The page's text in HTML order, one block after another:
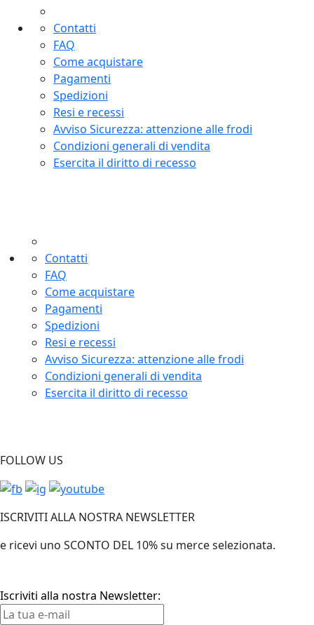
Contatti
FAQ
Come acquistare
Pagamenti
Spedizioni
Resi e recessi
Avviso Sicurezza: attenzione alle frodi
Condizioni generali di vendita
Esercita il diritto di recesso
Contatti
FAQ
Come acquistare
Pagamenti
Spedizioni
Resi e recessi
Avviso Sicurezza: attenzione alle frodi
Condizioni generali di vendita
Esercita il diritto di recesso
FOLLOW US
ISCRIVITI ALLA NOSTRA NEWSLETTER
e ricevi uno SCONTO DEL 10% su merce selezionata.
Iscriviti alla nostra Newsletter: